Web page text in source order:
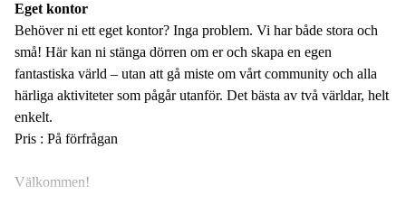
Eget kontor
Behöver ni ett eget kontor? Inga problem. Vi har både stora och
små! Här kan ni stänga dörren om er och skapa en egen
fantastiska värld – utan att gå miste om vårt community och alla
härliga aktiviteter som pågår utanför. Det bästa av två världar, helt
enkelt.
Pris : På förfrågan
Välkommen!